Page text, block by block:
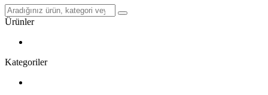
Ürünler
Kategoriler